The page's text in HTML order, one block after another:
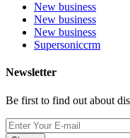
New business
New business
New business
Supersoniccrm
Newsletter
Be first to find out about